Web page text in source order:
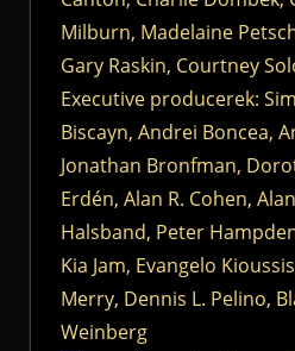
Milburn, Madelaine
Gary Raskin, Courtney
Executive producerek:
Biscayn, Andrei Boncea,
Jonathan Bronfman,
Erdén, Alan R. Cohen,
Halsband, Peter
Kia Jam, Evangelo
Merry, Dennis L. Pelino,
Weinberg